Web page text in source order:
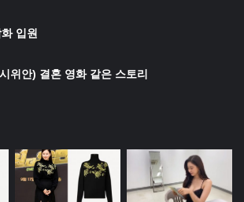
입원
위안) 결혼 영화 같은 스토리